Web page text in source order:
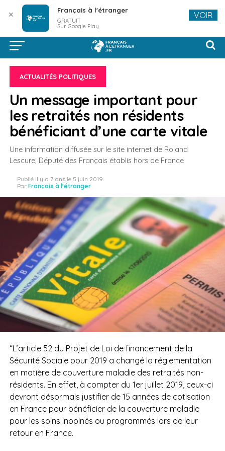
ACTUALITÉS POLITIQUES
Un message important pour
les retraités non résidents
bénéficiant d’une carte vitale
Une information diffusée sur le site internet de Roland
Lescure, Député des Français établis hors de France
Publié il y a 7 ans le 5 juin 2019
Par Français à l'étranger
“L’article 52 du Projet de Loi de financement de la
Sécurité Sociale pour 2019 a changé la réglementation
en matière de couverture maladie des retraités non-
résidents. En effet, à compter du 1er juillet 2019, ceux-ci
devront désormais justifier de 15 années de cotisation
en France pour bénéficier de la couverture maladie
pour les soins inopinés ou programmés lors de leur
retour en France.
✕ Français à l'étranger
GRATUIT
Sur Google Play
VOIR